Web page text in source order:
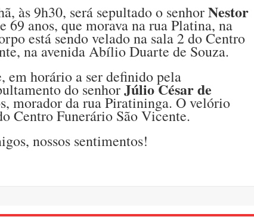
às 9h30, será sepultado o senhorNestor
69 anos, que morava na rua Platina, na
está sendo velado na sala 2 do Centro
na avenida Abílio Duarte de Souza.
em horário a ser definido pela
do senhorJúlio César de
morador da rua Piratininga. O velório
Centro Funerário São Vicente.
nossos sentimentos!